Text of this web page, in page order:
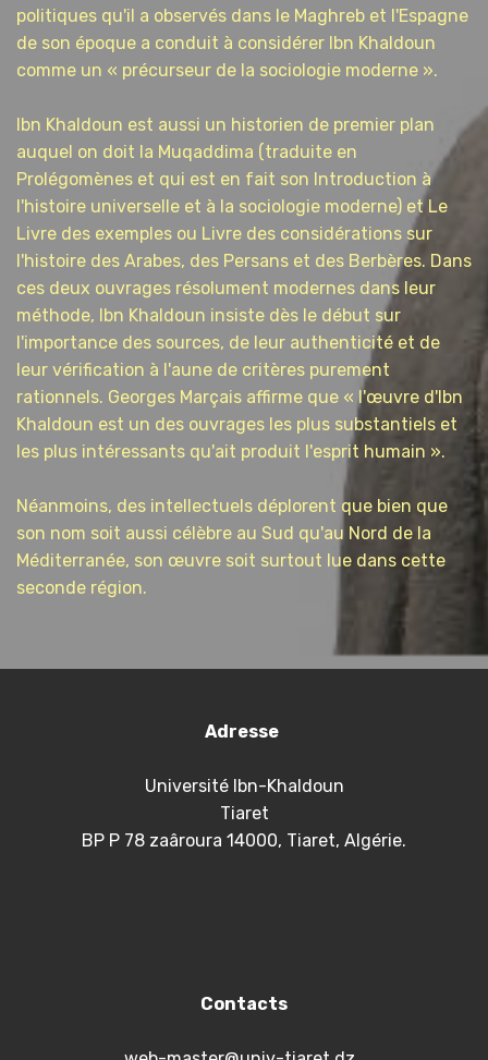
politiques qu'il a observés dans le Maghreb et l'Espagne
de son époque a conduit à considérer Ibn Khaldoun
comme un « précurseur de la sociologie moderne ».
Ibn Khaldoun est aussi un historien de premier plan
auquel on doit la Muqaddima (traduite en
Prolégomènes et qui est en fait son Introduction à
l'histoire universelle et à la sociologie moderne) et Le
Livre des exemples ou Livre des considérations sur
l'histoire des Arabes, des Persans et des Berbères. Dans
ces deux ouvrages résolument modernes dans leur
méthode, Ibn Khaldoun insiste dès le début sur
l'importance des sources, de leur authenticité et de
leur vérification à l'aune de critères purement
rationnels. Georges Marçais affirme que « l'œuvre d'Ibn
Khaldoun est un des ouvrages les plus substantiels et
les plus intéressants qu'ait produit l'esprit humain ».
Néanmoins, des intellectuels déplorent que bien que
son nom soit aussi célèbre au Sud qu'au Nord de la
Méditerranée, son œuvre soit surtout lue dans cette
seconde région.
Adresse
Université Ibn-Khaldoun
Tiaret
BP P 78 zaâroura 14000, Tiaret, Algérie.
Contacts